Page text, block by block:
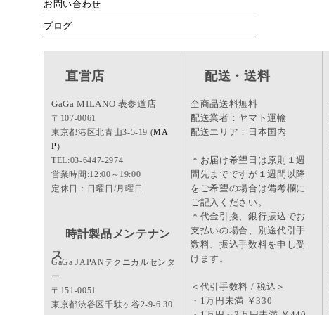
お問い合わせ
ブログ
直営店
GaGa MILANO 表参道店
〒107-0061
東京都港区北青山3-5-19 (MA
P)
TEL:03-6447-2974
営業時間:12:00～19:00
定休日：日曜日/月曜日
時計製品メンテナン
ス
GaGa JAPANテクニカルセンタ
ー
〒151-0051
東京都渋谷区千駄ヶ谷2-9-6 30
配送・送料
全商品送料無料
配送業者：ヤマト運輸
配送エリア：日本国内
＊お届け希望日は原則１週
間先までですが１週間以降
をご希望の場合は備考欄に
ご記入ください。
＊代金引換、銀行振込でお
支払いの場合、別途代引手
数料、振込手数料を申し受
けます。
＜代引手数料 / 税込＞
・1万円未満 ￥330